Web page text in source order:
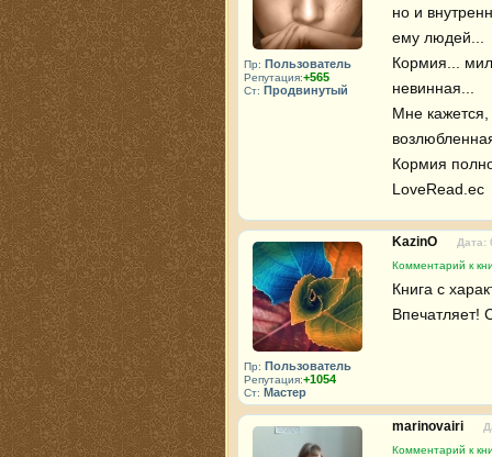
Пр: Пользователь
Репутация:+565
Ст: Продвинутый
но и
ему людей...
Кормия...
невинная...
Мне кажется,
Кормия
LoveRead.ec
Пр: Пользователь
Репутация:+1054
Ст: Мастер
KazinO
Дата:
Комментарий к
Книга с
Впечатляет!
marinovairi
Комментарий к